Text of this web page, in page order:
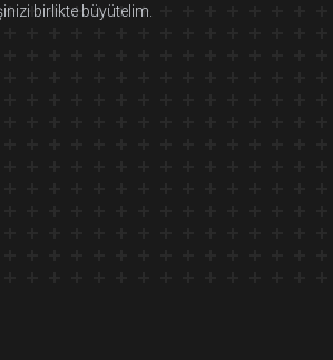
birlikte büyütelim.